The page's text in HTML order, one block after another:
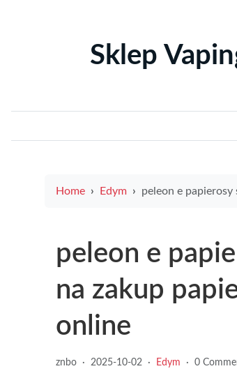
Sklep
Home Edym peleon e papierosy sklep najlepsze miejsce
peleon e
na zakup
online
znbo · 2025-10-02 · Edym · 0